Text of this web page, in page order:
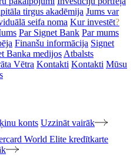
tirgus akadēmija Jums var
seifa noma Kur investēt?
Par Signet Bank Par mums
Finanšu informācija Signet
Banka medijos Atbalsts
Vētra Kontakti Kontakti Mūsu
konts Uzzināt vairāk
World Elite kredītkarte